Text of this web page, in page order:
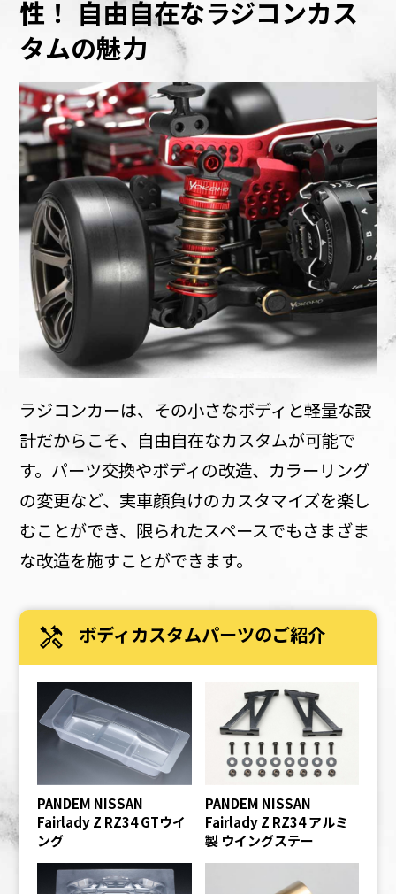
性！ 自由自在なラジコンカス
タムの魅力
ラジコンカーは、その小さなボディと軽量な設
計だからこそ、自由自在なカスタムが可能で
す。パーツ交換やボディの改造、カラーリング
の変更など、実車顔負けのカスタマイズを楽し
むことができ、限られたスペースでもさまざま
な改造を施すことができます。
ボディカスタムパーツのご紹介
PANDEM NISSAN
Fairlady Z RZ34 GTウイ
ング
PANDEM NISSAN
Fairlady Z RZ34 アルミ
製 ウイングステー